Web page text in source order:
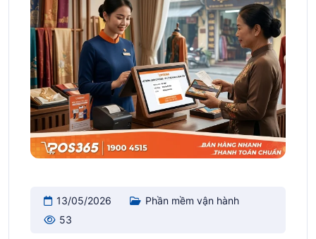
13/05/2026
Phần mềm vận hành
53